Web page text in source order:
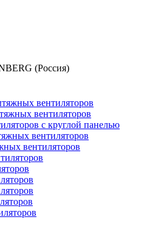
(Россия)
вентиляторов
вентиляторов
с круглой панелью
вентиляторов
вентиляторов